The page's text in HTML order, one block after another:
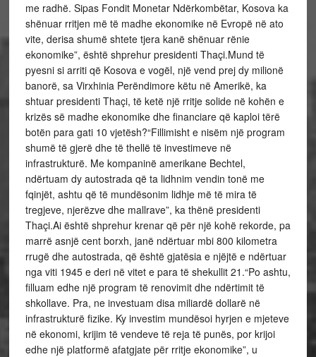
me radhë. Sipas Fondit Monetar Ndërkombëtar, Kosova ka
shënuar rritjen më të madhe ekonomike në Evropë në ato
vite, derisa shumë shtete tjera kanë shënuar rënie
ekonomike”, është shprehur presidenti Thaçi.Mund të
pyesni si arriti që Kosova e vogël, një vend prej dy milionë
banorë, sa Virxhinia Perëndimore këtu në Amerikë, ka
shtuar presidenti Thaçi, të ketë një rritje solide në kohën e
krizës së madhe ekonomike dhe financiare që kaploi tërë
botën para gati 10 vjetësh?“Fillimisht e nisëm një program
shumë të gjerë dhe të thellë të investimeve në
infrastrukturë. Me kompaninë amerikane Bechtel,
ndërtuam dy autostrada që ta lidhnim vendin tonë me
fqinjët, ashtu që të mundësonim lidhje më të mira të
tregjeve, njerëzve dhe mallrave”, ka thënë presidenti
Thaçi.Ai është shprehur krenar që për një kohë rekorde, pa
marrë asnjë cent borxh, janë ndërtuar mbi 800 kilometra
rrugë dhe autostrada, që është gjatësia e njëjtë e ndërtuar
nga viti 1945 e deri në vitet e para të shekullit 21.“Po ashtu,
filluam edhe një program të renovimit dhe ndërtimit të
shkollave. Pra, ne investuam disa miliardë dollarë në
infrastrukturë fizike. Ky investim mundësoi hyrjen e mjeteve
në ekonomi, krijim të vendeve të reja të punës, por krijoi
edhe një platformë afatgjate për rritje ekonomike”, u